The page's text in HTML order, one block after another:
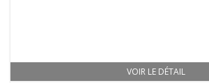
VOIR LE DÉTAIL